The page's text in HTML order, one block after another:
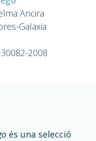
Ancira
Galaxia
2008
és una selecció